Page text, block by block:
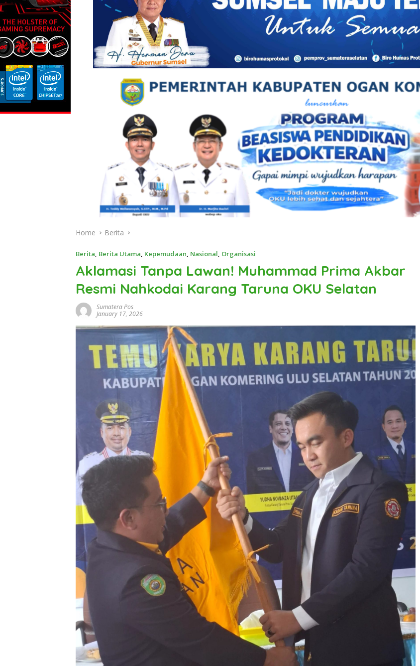
Home Berita
Berita Berita Utama Kepemudaan Nasional Organisasi
Aklamasi Tanpa Lawan! Muhammad Prima Akbar
Resmi Nahkodai Karang Taruna OKU Selatan
Sumatera Pos
January 17, 2026